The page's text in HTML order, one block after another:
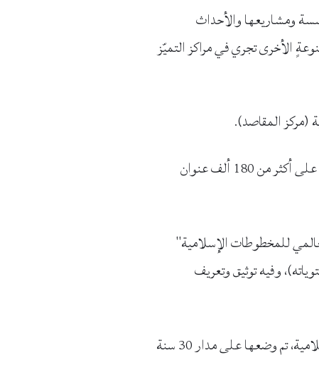
ومشاريعها والأحداث
الأخرى تجري في مراكز التميّز
(مركز المقاصد).
أدعو زوارنا الأكارم لقضاء بعض الوقت في تصفح مكتبتنا الرقمية، وفيها سِجِلّ غني من الكتب يحتوي اليوم على أكثر من 180 ألف عنوان
للمخطوطات الإسلامية"
1989-1994، وليس له مثيل في محتوياته)، وفيه توثيق وتعريف
كما يسعك خلال بحثك في سجل "المخطوطات" الاطلاع على تشكيلة كبيرة من فهارس المخطوطات الإسلامية، تم وضعها على مدار 30 سنة